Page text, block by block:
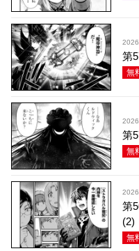
第
無
第
無
第
(2)
無